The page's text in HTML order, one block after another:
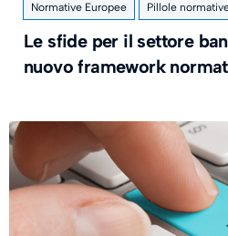
Normative Europee Pillole
Le sfide per il settore
nuovo framework